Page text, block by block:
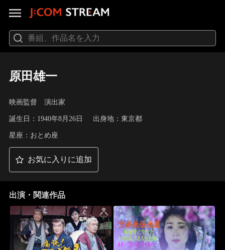
原田雄一
映画監督 演出家
誕生日：1940年8月26日 出身地：東京都
星座：おとめ座
お気に入りに追加
出演・関連作品